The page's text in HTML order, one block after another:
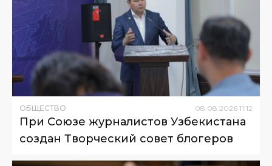
ОБЩЕСТВО 08.08.2026 11:12
При Союзе журналистов Узбекистана
создан Творческий совет блогеров